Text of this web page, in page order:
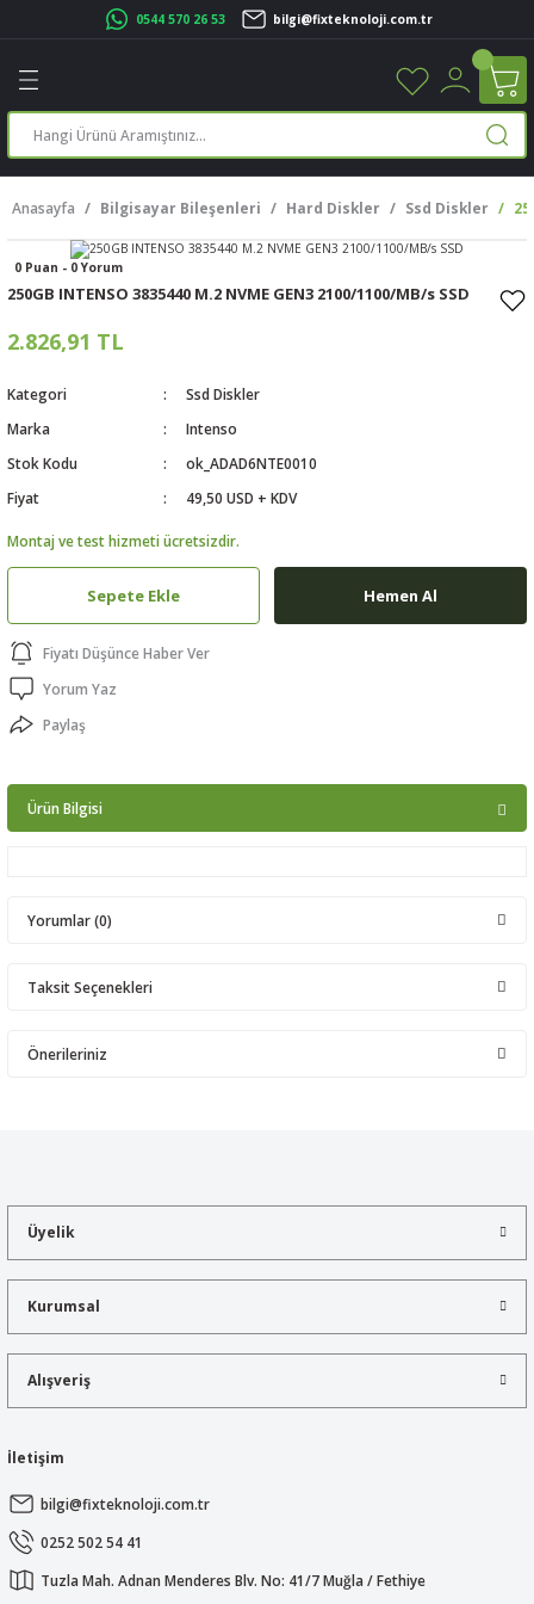
0544 570 26 53 bilgi@fixteknoloji.com.tr
Geri Dön
Geri Dön
Geri Dön
Yazıcı
Geri Dön
Geri Dön
Geri Dön
Geri Dön
Geri Dön
Anasayfa Bilgisayar Bileşenleri Hard Diskler Ssd Diskler
0 Puan - 0 Yorum
250GB INTENSO 3835440 M.2 NVME GEN3 2100/1100/MB/s SSD
2.826,91 TL
Kategori
Ssd Diskler
Marka
Intenso
Stok Kodu
ok_ADAD6NTE0010
Fiyat
49,50 USD + KDV
Montaj ve test hizmeti ücretsizdir.
Sepete Ekle Hemen Al
Fiyatı Düşünce Haber Ver
Yorum Yaz
Paylaş
Ürün Bilgisi
Yorumlar (0)
Taksit Seçenekleri
Önerileriniz
Ürün açıklamasında eksik bilgiler bulunuyor.
Ürün bilgilerinde hatalar bulunuyor.
Bu ürüne benzer farklı alternatifler olmalı.
Üyelik
Kurumsal
Alışveriş
İletişim
bilgi@fixteknoloji.com.tr
0252 502 54 41
Tuzla Mah. Adnan Menderes Blv. No: 41/7 Muğla / Fethiye